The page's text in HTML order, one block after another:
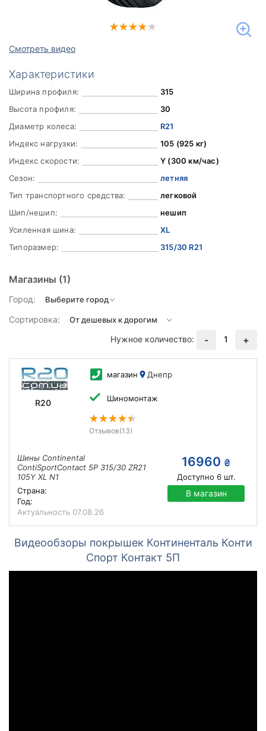
Смотреть видео
Характеристики
Ширина профиля:
315
Высота профиля:
30
Диаметр колеса:
R21
Индекс нагрузки:
105 (925 кг)
Индекс скорости:
Y (300 км/час)
Сезон:
летняя
Тип транспортного средства:
легковой
Шип/нешип:
нешип
Усиленная шина:
XL
Типоразмер:
315/30 R21
Магазины (1)
Город:
Сортировка:
Нужное количество:
- 1 +
R20
магазин Днепр
Шиномонтаж
Отзывов(13)
Шины Continental
ContiSportContact 5P 315/30 ZR21
105Y XL N1
Страна:
Год:
Актуальность 07.08.26
16960 ₴
Доступно 6шт.
В магазин
Видеообзоры покрышек Континенталь Конти
Спорт Контакт 5П